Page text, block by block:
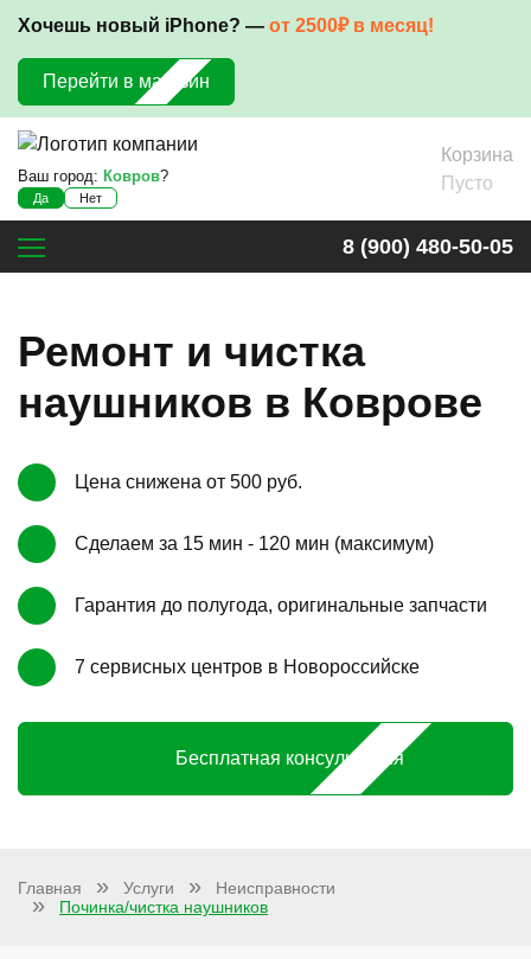
Хочешь новый iPhone? — от 2500₽ в месяц!
Перейти в магазин
Ваш город: Ковров?
Да Нет
Корзина
Пусто
8 (900) 480-50-05
Ремонт и чистка
наушников в Коврове
Цена снижена от 500 руб.
Сделаем за 15 мин - 120 мин (максимум)
Гарантия до полугода, оригинальные запчасти
7 сервисных центров в Новороссийске
Бесплатная консультация
Главная Услуги
Неисправности
Починка/чистка наушников